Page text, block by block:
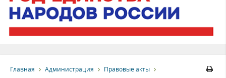
Главная Администрация Правовые акты